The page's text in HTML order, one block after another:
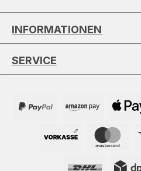
INFORMATIONEN
SERVICE